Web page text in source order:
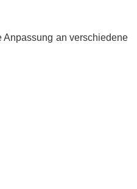
Anpassung an verschiedene